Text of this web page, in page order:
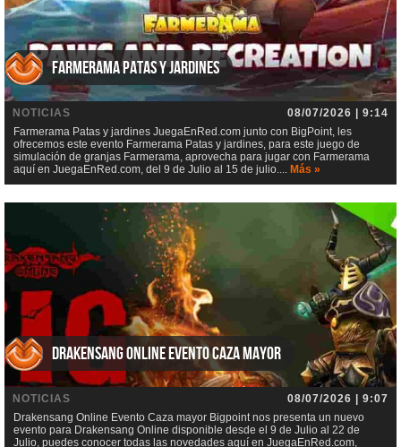
Farmerama Patas y jardines
NOTICIAS
08/07/2026 | 9:14
Farmerama Patas y jardines JuegaEnRed.com junto con BigPoint, les
ofrecemos este evento Farmerama Patas y jardines, para este juego de
simulación de granjas Farmerama, aprovecha para jugar con Farmerama
aquí en JuegaEnRed.com, del 9 de Julio al 15 de julio.... Más »
Drakensang Online Evento Caza mayor
NOTICIAS
08/07/2026 | 9:07
Drakensang Online Evento Caza mayor Bigpoint nos presenta un nuevo
evento para Drakensang Online disponible desde el 9 de Julio al 22 de
Julio, puedes conocer todas las novedades aquí en JuegaEnRed.com,